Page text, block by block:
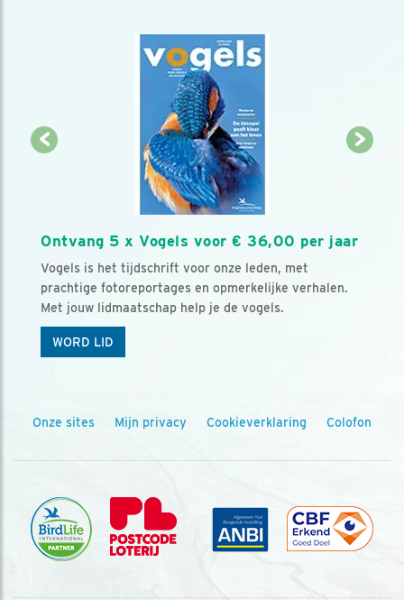
Ontvang 5 x Vogels voor € 36,00 per jaar
Vogels is het tijdschrift voor onze leden, met
prachtige fotoreportages en opmerkelijke verhalen.
Met jouw lidmaatschap help je de vogels.
WORD LID
Onze sites Mijn privacy Cookieverklaring Colofon